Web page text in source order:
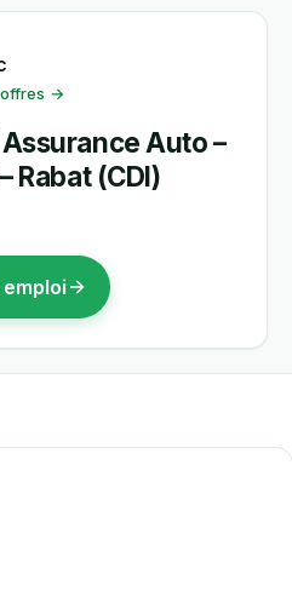
→
Auto –
Rabat (CDI)